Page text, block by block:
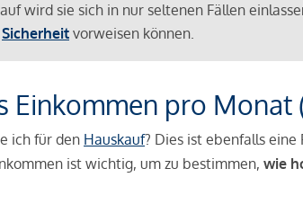
wird sie sich in nur seltenen Fällen
Sicherheit vorweisen können.
Einkommen pro Monat
ich für den Hauskauf? Dies ist ebenfalls
ist wichtig, um zu bestimmen, wie